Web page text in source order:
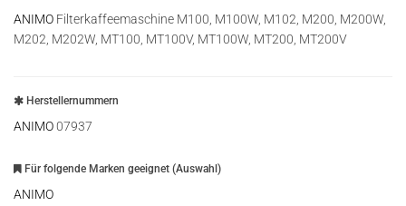
ANIMO Filterkaffeemaschine M100, M100W, M102, M200, M200W,
M202, M202W, MT100, MT100V, MT100W, MT200, MT200V
Herstellernummern
ANIMO07937
Für folgende Marken geeignet (Auswahl)
ANIMO